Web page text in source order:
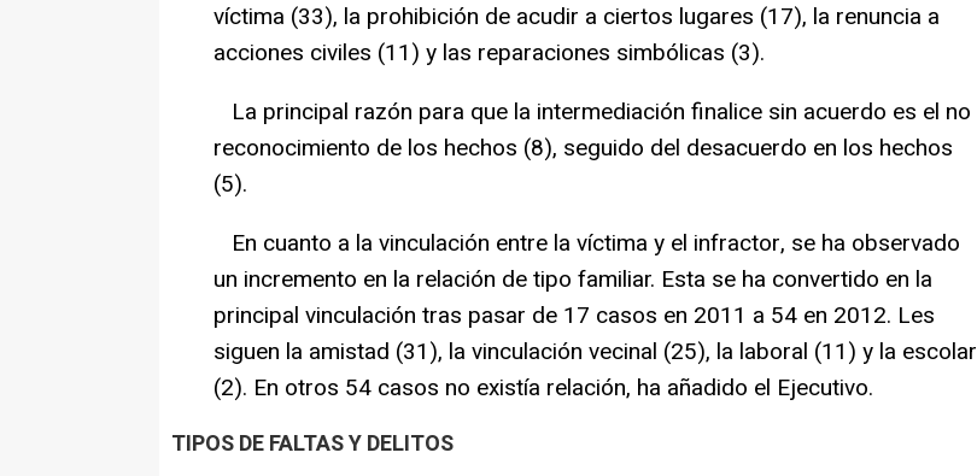
víctima (33), la prohibición de acudir a ciertos lugares (17), la renuncia a
acciones civiles (11) y las reparaciones simbólicas (3).
La principal razón para que la intermediación finalice sin acuerdo es el no
reconocimiento de los hechos (8), seguido del desacuerdo en los hechos
(5).
En cuanto a la vinculación entre la víctima y el infractor, se ha observado
un incremento en la relación de tipo familiar. Esta se ha convertido en la
principal vinculación tras pasar de 17 casos en 2011 a 54 en 2012. Les
siguen la amistad (31), la vinculación vecinal (25), la laboral (11) y la escolar
(2). En otros 54 casos no existía relación, ha añadido el Ejecutivo.
TIPOS DE FALTAS Y DELITOS